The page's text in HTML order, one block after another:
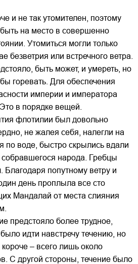
и не так утомителен, поэтому
на место в совершенно
Утомиться могли только
безветрия или встречного ветра.
быть может, и умереть, но
горевать. Для обеспечения
империи и императора
в порядке вещей.
флотилии был довольно
не жалея себя, налегли на
по воде, быстро скрылись вдали
собравшегося народа. Гребцы
Благодаря попутному ветру и
день проплыла все сто
Мандалай от места слияния
предстояло более трудное,
идти навстречу течению, но
– всего лишь около
С другой стороны, течение было